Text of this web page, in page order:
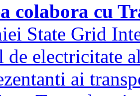
colabora cu
State Grid
de electricitate
ai